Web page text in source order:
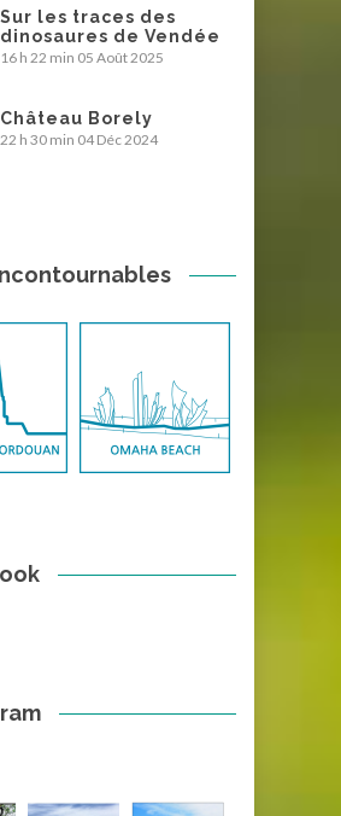
Sur les traces des
dinosaures de Vendée
16 h 22 min 05 Août 2025
Château Borely
22 h 30 min 04 Déc 2024